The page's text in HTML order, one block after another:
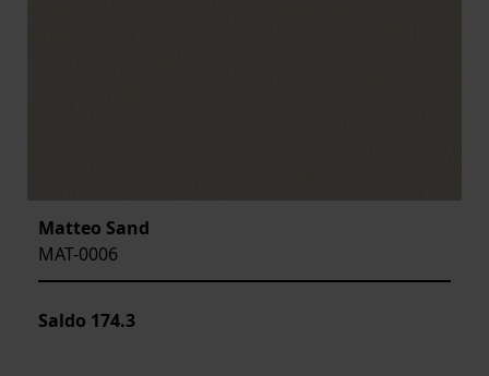
Matteo Sand
MAT-0006
Saldo 174.3